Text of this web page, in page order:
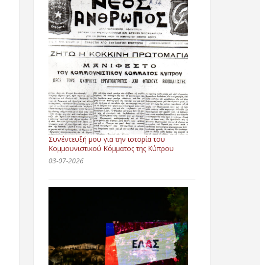
Συνέντευξή μου για την ιστορία του
Κομμουνιστικού Κόμματος της Κύπρου
03-07-2026